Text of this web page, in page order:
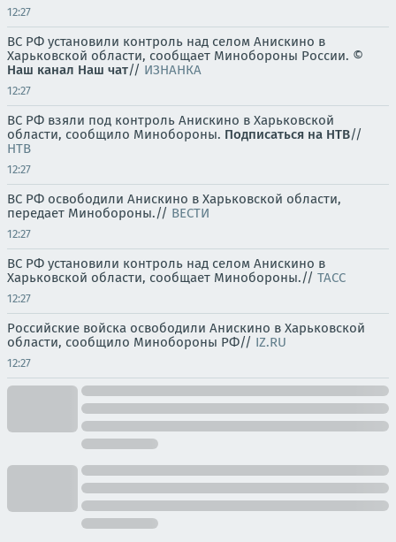
12:27
ВС РФ установили контроль над селом Анискино в
Харьковской области, сообщает Минобороны России. ©
Наш канал Наш чат// ИЗНАНКА
12:27
ВС РФ взяли под контроль Анискино в Харьковской
области, сообщило Минобороны. Подписаться на НТВ//
НТВ
12:27
ВС РФ освободили Анискино в Харьковской области,
передает Минобороны.// ВЕСТИ
12:27
ВС РФ установили контроль над селом Анискино в
Харьковской области, сообщает Минобороны.// ТАСС
12:27
Российские войска освободили Анискино в Харьковской
области, сообщило Минобороны РФ// IZ.RU
12:27